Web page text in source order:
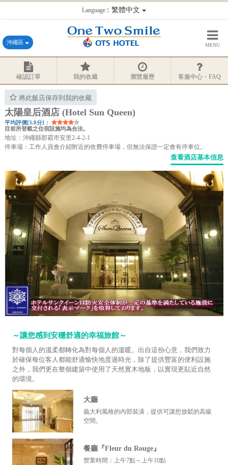
Language：繁體中文
沖繩區 MENU
確認訂單 我的收藏 瀏覽履歷 客服中心・FAQ
將此飯店保存到我的收藏
太陽皇后酒店 (Hotel Sun Queen)
平均評價[3.8分]：
目前所登載之住宿設施均為合法。
地址：沖繩縣那霸市安里2-4-2-1
停車場：工作人員會介紹附近的收費停車場，但無法保證一定會有停車位。
查看酒店基本信息
～讓您感到安穩舒適的幸福旅館～
對每個人的溫柔都轉化為對每個人的溫暖。出自這份心意，我們致力
於確保每位客人都能舒適愉快地度過時光，除了提供豐富的便利設施
之外，我們更在整個建築中使用了天然實木地板，以實現更貼近自然
的環境。
大廳
義大利風格的內部裝潢，提供可讓您放鬆的高級
空間。
餐廳『Fleur du Rouge』
營業時間：上午7點～上午10點